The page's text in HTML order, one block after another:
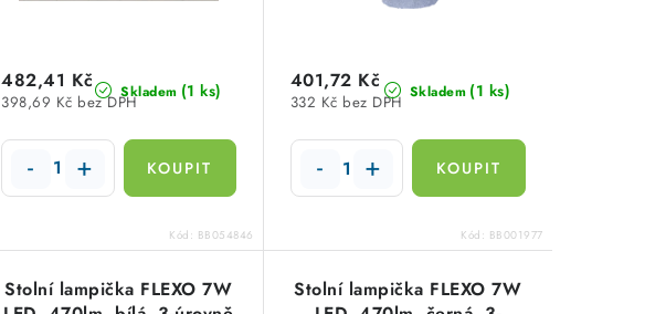
Skladem (1 ks)
398,69 Kč bez DPH
482,41 Kč
Kód: BB054846
Skladem (1 ks)
332 Kč bez DPH
401,72 Kč
Kód: BB001977
Stolní lampička FLEXO 7W
Stolní lampička FLEXO 7W